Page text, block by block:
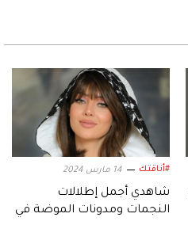
#أناقتك 14 مارس 2024
شاهدي أجمل إطلالات
النجمات ومدونات الموضة في